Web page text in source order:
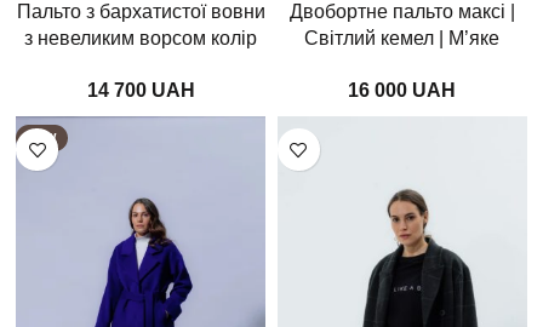
Пальто з бархатистої вовни
з невеликим ворсом колір
UAH
Двобортне пальто максі |
Світлий кемел | М’яке
UAH
NEW